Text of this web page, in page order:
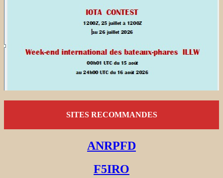
SITES RECOMMANDES
ANRPFD
F5IRO